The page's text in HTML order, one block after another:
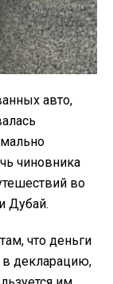
авто,
чиновника
во
Дубай.
что деньги
в декларацию,